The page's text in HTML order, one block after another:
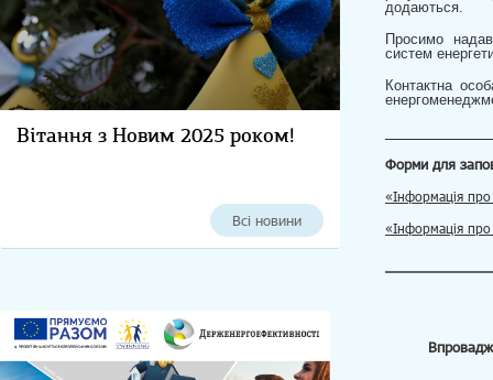
Вітання з Новим 2025 роком!
Всі новини
додаються.
Просимо
систем
Контактна
Форми для
«Інформація
«Інформація